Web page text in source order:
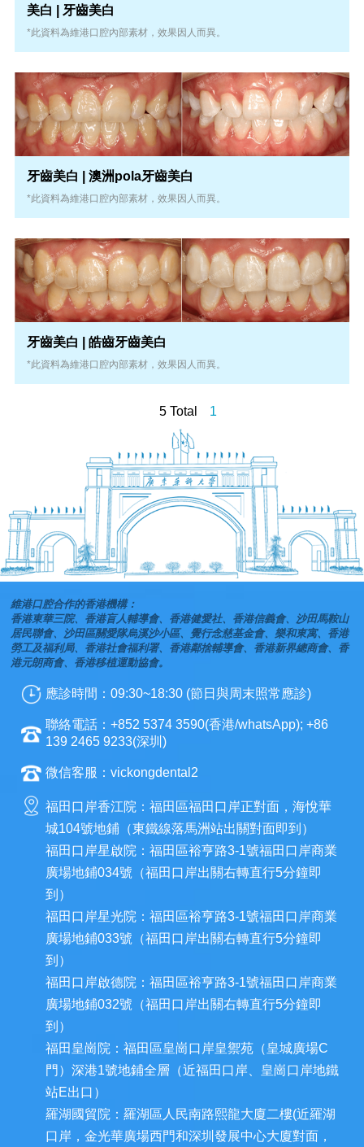
美白 | 牙齒美白
*此資料為維港口腔內部素材，效果因人而異。
牙齒美白 | 澳洲pola牙齒美白
*此資料為維港口腔內部素材，效果因人而異。
牙齒美白 | 皓齒牙齒美白
*此資料為維港口腔內部素材，效果因人而異。
5 Total 1
維港口腔合作的香港機構：
香港東華三院、香港盲人輔導會、香港健愛社、香港信義會、沙田馬鞍山
居民聯會、沙田區關愛隊烏溪沙小區、覺行念慈基金會、樂和東寓、香港
勞工及福利局、香港社會福利署、香港鄰捨輔導會、香港新界總商會、香
港元朗商會、香港移植運動協會。
應診時間：09:30~18:30 (節日與周末照常應診)
聯絡電話：+852 5374 3590(香港/whatsApp); +86
139 2465 9233(深圳)
微信客服：vickongdental2
福田口岸香江院：福田區福田口岸正對面，海悅華
城104號地鋪（東鐵線落馬洲站出關對面即到）
福田口岸星啟院：福田區裕亨路3-1號福田口岸商業
廣場地鋪034號（福田口岸出關右轉直行5分鐘即
到）
福田口岸星光院：福田區裕亨路3-1號福田口岸商業
廣場地鋪033號（福田口岸出關右轉直行5分鐘即
到）
福田口岸啟德院：福田區裕亨路3-1號福田口岸商業
廣場地鋪032號（福田口岸出關右轉直行5分鐘即
到）
福田皇崗院：福田區皇崗口岸皇禦苑（皇城廣場C
門）深港1號地鋪全層（近福田口岸、皇崗口岸地鐵
站E出口）
羅湖國貿院：羅湖區人民南路熙龍大廈二樓(近羅湖
口岸，金光華廣場西門和深圳發展中心大廈對面，